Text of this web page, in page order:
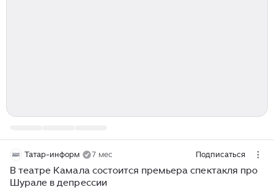
Татар-информ 7 мес Подписаться
В театре Камала состоится премьера спектакля про
Шурале в депрессии